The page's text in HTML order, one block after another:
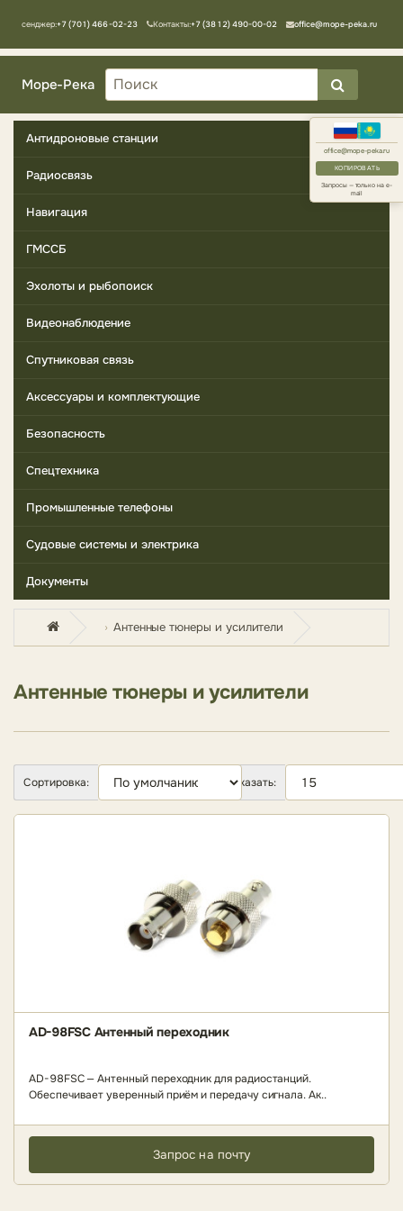
office@mope-peka.ru
КОПИРОВАТЬ
Запросы — только на e-
mail
Мессенджер:+7 (701) 466-02-23 Контакты:+7 (3812) 490-00-02 office@mope-peka.ru
Море-Река
Антидроновые станции
Радиосвязь
Навигация
ГМССБ
Эхолоты и рыбопоиск
Видеонаблюдение
Спутниковая связь
Аксессуары и комплектующие
Безопасность
Спецтехника
Промышленные телефоны
Судовые системы и электрика
Документы
Антенные тюнеры и усилители
Антенные тюнеры и усилители
Сортировка: Показать:
AD-98FSC Антенный переходник
AD-98FSC — Антенный переходник для радиостанций.
Обеспечивает уверенный приём и передачу сигнала. Ак..
Запрос на почту